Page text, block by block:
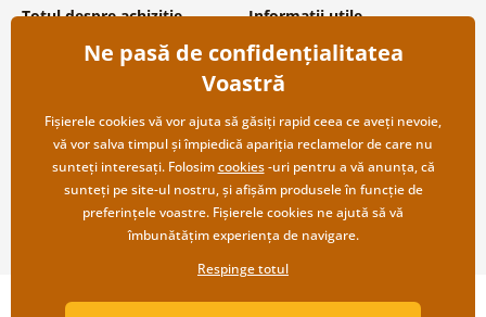
Totul despre achiziție
Condiții și termeni generali
Protecția datelor personale
Transport și modalități de plată
Returnare
Informații utile
Despre noi
Întrebări frecvente
Contacte
Cooperare angro
Copyright ©2019 © Dovido.ro.
Ne pasă de confidențialitatea
Voastră
Fișierele cookies vă vor ajuta să găsiți rapid ceea ce aveți nevoie,
vă vor salva timpul și împiedică apariția reclamelor de care nu
sunteți interesați. Folosimcookies-uri pentru a vă anunța, că
sunteți pe site-ul nostru, și afișăm produsele în funcție de
preferințele voastre. Fișierele cookies ne ajută să vă
îmbunătățim experiența de navigare.
Respinge totul